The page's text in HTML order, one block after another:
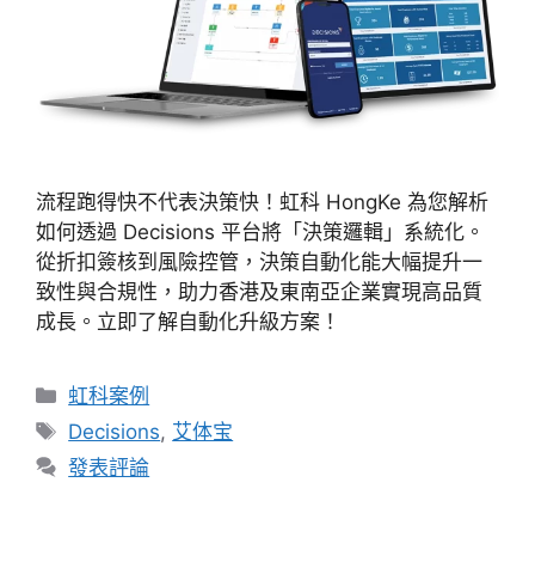
流程跑得快不代表決策快！虹科 HongKe 為您解析
如何透過 Decisions 平台將「決策邏輯」系統化。
從折扣簽核到風險控管，決策自動化能大幅提升一
致性與合規性，助力香港及東南亞企業實現高品質
成長。立即了解自動化升級方案！
虹科案例
Decisions, 艾体宝
發表評論